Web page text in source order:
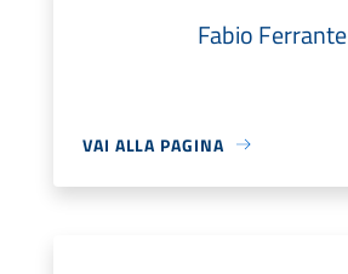
Fabio Ferrante
VAI ALLA PAGINA